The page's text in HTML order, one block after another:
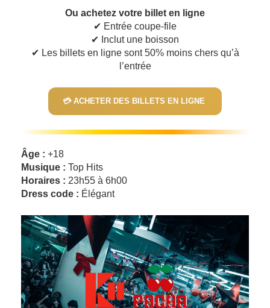
Ou achetez votre billet en ligne
✔ Entrée coupe-file
✔ Inclut une boisson
✔ Les billets en ligne sont 50% moins chers qu’à
l’entrée
💳 ACHETER DES BILLETS EN LIGNE
Âge : +18
Musique : Top Hits
Horaires : 23h55 à 6h00
Dress code : Élégant